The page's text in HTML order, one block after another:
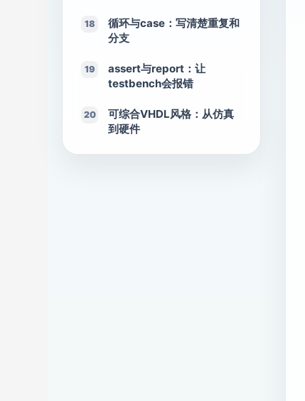
18
循环与case：写清楚重复和
分支
19
assert与report：让
testbench会报错
20
可综合VHDL风格：从仿真
到硬件